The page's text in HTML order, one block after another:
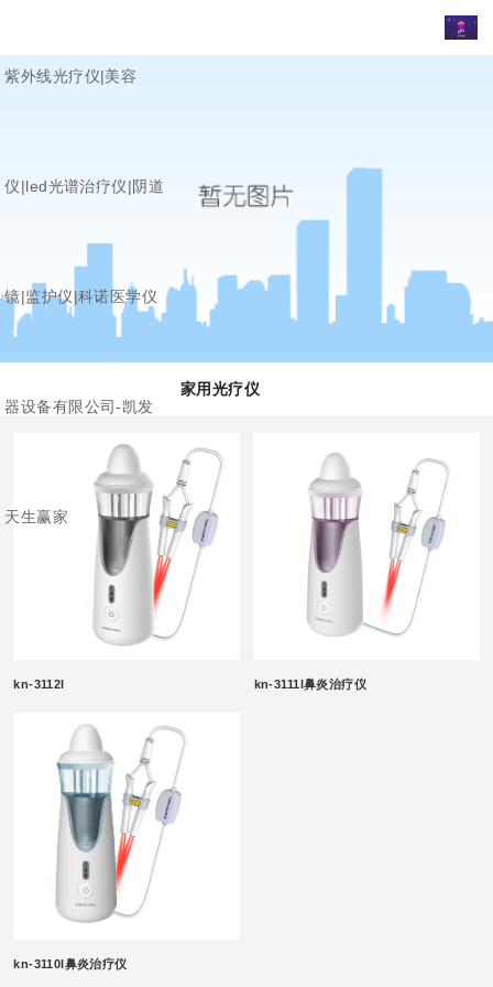
紫外线光疗仪|美容
仪|led光谱治疗仪|阴道
镜|监护仪|科诺医学仪
器设备有限公司-凯发
天生赢家
家用光疗仪
kn-3112l kn-3111l鼻炎治疗仪
kn-3110l鼻炎治疗仪